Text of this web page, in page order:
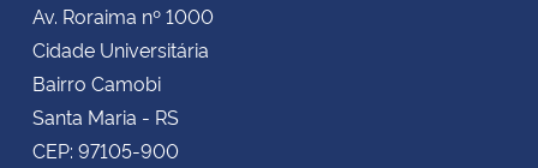
Av. Roraima nº 1000
Cidade Universitária
Bairro Camobi
Santa Maria - RS
CEP: 97105-900